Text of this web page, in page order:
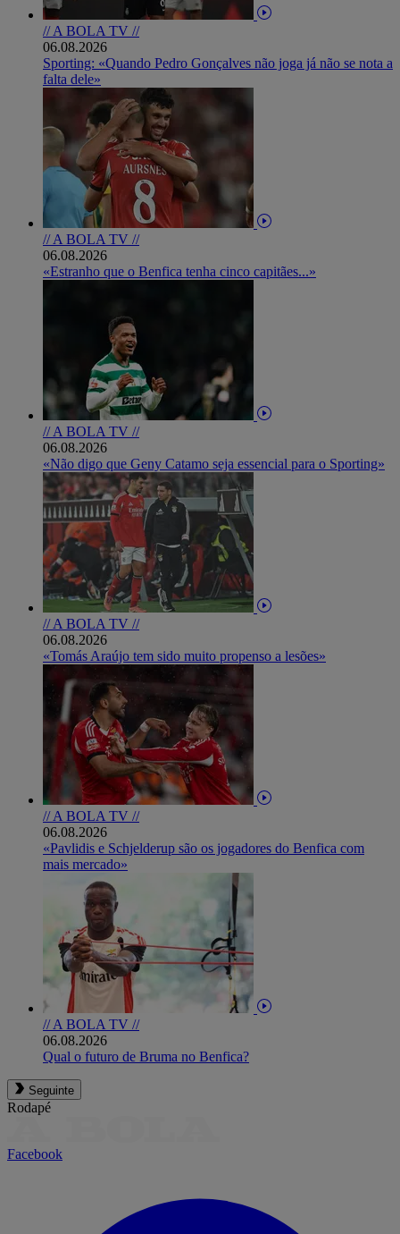
// A BOLA TV //
06.08.2026
Sporting: «Quando Pedro Gonçalves não joga já não se nota a
falta dele»
// A BOLA TV //
06.08.2026
«Estranho que o Benfica tenha cinco capitães...»
// A BOLA TV //
06.08.2026
«Não digo que Geny Catamo seja essencial para o Sporting»
// A BOLA TV //
06.08.2026
«Tomás Araújo tem sido muito propenso a lesões»
// A BOLA TV //
06.08.2026
«Pavlidis e Schjelderup são os jogadores do Benfica com
mais mercado»
// A BOLA TV //
06.08.2026
Qual o futuro de Bruma no Benfica?
Seguinte
Rodapé
Facebook